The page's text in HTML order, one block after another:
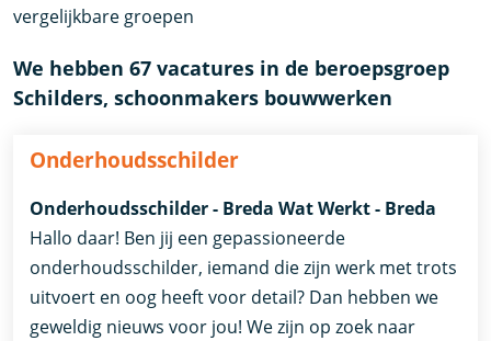
vergelijkbare groepen
We hebben 67 vacatures in de beroepsgroep
Schilders, schoonmakers bouwwerken
Onderhoudsschilder
Onderhoudsschilder - Breda Wat Werkt - Breda
Hallo daar! Ben jij een gepassioneerde
onderhoudsschilder, iemand die zijn werk met trots
uitvoert en oog heeft voor detail? Dan hebben we
geweldig nieuws voor jou! We zijn op zoek naar